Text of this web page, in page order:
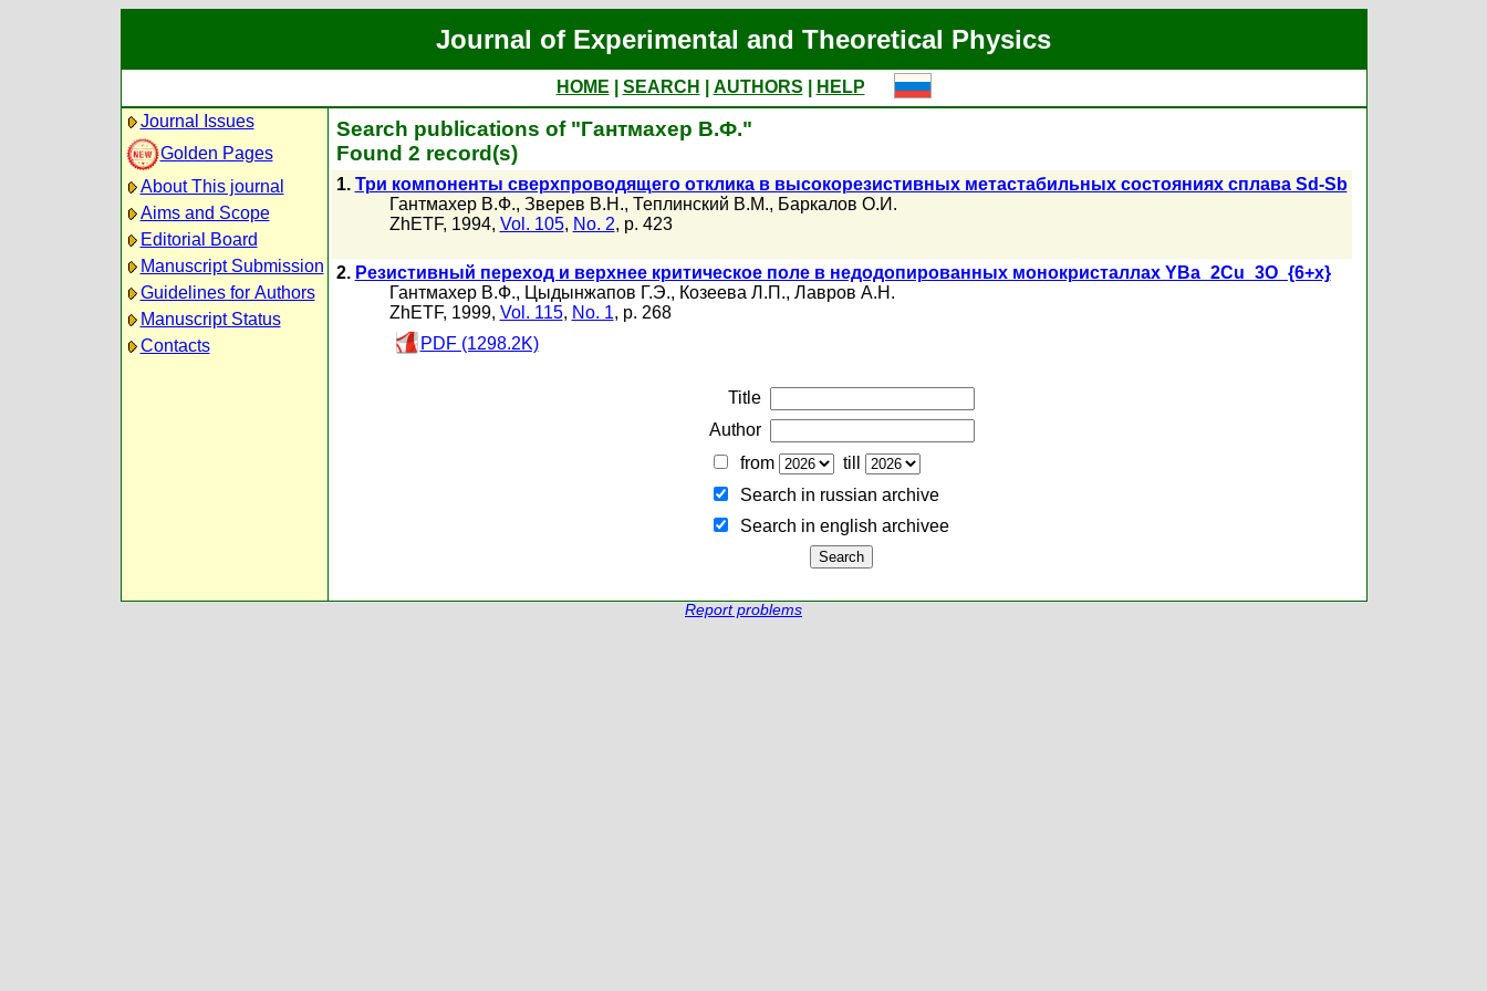
Journal of Experimental and Theoretical Physics
HOME SEARCH AUTHORS
HELP
Journal Issues
Golden Pages
About This journal
Aims and Scope
Editorial Board
Manuscript Submission
Guidelines for Authors
Manuscript Status
Contacts
Search publications of "Гантмахер В.Ф."
Found 2 record(s)
1. Три компоненты сверхпроводящего отклика в высокорезистивных метастабильных состояниях сплава Sd-Sb
Гантмахер В.Ф., Зверев В.Н., Теплинский В.М., Баркалов О.И.
ZhETF, 1994, Vol. 105, No. 2, p. 423
2. Резистивный переход и верхнее критическое поле в недодопированных монокристаллах YBa_2Cu_3O_{6+x}
Гантмахер В.Ф., Цыдынжапов Г.Э., Козеева Л.П., Лавров А.Н.
ZhETF, 1999, Vol. 115, No. 1, p. 268
PDF (1298.2K)
Title
Author
from
till
Search in russian archive
Search in english archiveе
Report problems